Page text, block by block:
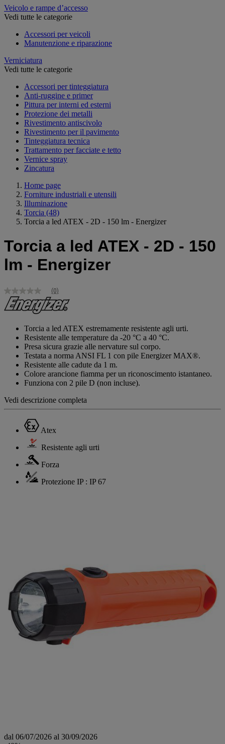
Veicolo e rampe d’accesso
Vedi tutte le categorie
Accessori per veicoli
Manutenzione e riparazione
Verniciatura
Vedi tutte le categorie
Accessori per tinteggiatura
Anti-ruggine e primer
Pittura per interni ed esterni
Protezione dei metalli
Rivestimento antiscivolo
Rivestimento per il pavimento
Tinteggiatura tecnica
Trattamento per facciate e tetto
Vernice spray
Zincatura
Home page
Forniture industriali e utensili
Illuminazione
Torcia (48)
Torcia a led ATEX - 2D - 150 lm - Energizer
Torcia a led ATEX - 2D - 150
lm - Energizer
Nessuna
valutazione
Stesso
pagina.
(0)
Torcia a led ATEX estremamente resistente agli urti.
Resistente alle temperature da -20 °C a 40 °C.
Presa sicura grazie alle nervature sul corpo.
Testata a norma ANSI FL 1 con pile Energizer MAX®.
Resistente alle cadute da 1 m.
Colore arancione fiamma per un riconoscimento istantaneo.
Funziona con 2 pile D (non incluse).
Vedi descrizione completa
Atex
Resistente agli urti
Forza
Protezione IP : IP 67
dal 06/07/2026 al 30/09/2026